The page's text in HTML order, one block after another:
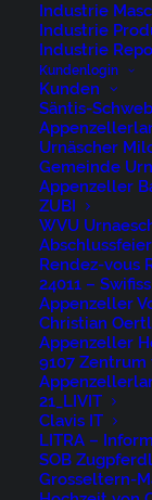
Industrie
Industrie
Industrie
Kundenlogin
Kunden
Säntis-
Urnäscher
Gemeinde
Appenzeller
ZUBI
WVU
Rendez-vous
24011 –
Appenzeller
Christian
Appenzeller
9107
21_LIVIT
Clavis IT
LITRA –
SOB
Grosseltern-
Nürigstrasse 4
CH 9107
Switzerland
Phone: +41 79
© 2026